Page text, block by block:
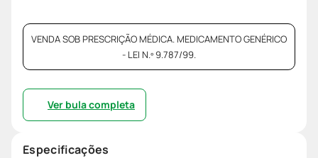
VENDA SOB PRESCRIÇÃO MÉDICA. MEDICAMENTO GENÉRICO
- LEI N.º 9.787/99.
Ver bula completa
Especificações